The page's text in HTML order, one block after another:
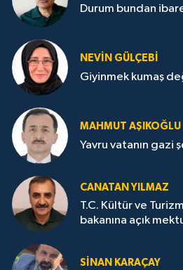
Durum bundan
NEVİN GÜLÇEBİ
Giyinmek kumaş
MAHMUT AŞIKOĞLU
Yavru vatanın gazi
CANATAN YILMAZ
T.C. Kültür ve
bakanına açık
SİNAN KARAÇAY